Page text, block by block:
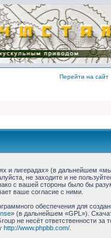
Перейти на сайт
и лигерадах» (в дальнейшем
не заходите и не
с вашей стороны было бы
ваше согласие с ними.
обеспечения для
» (в дальнейшем «GPL»).
не несёт ответственности
http://www.phpbb.com/